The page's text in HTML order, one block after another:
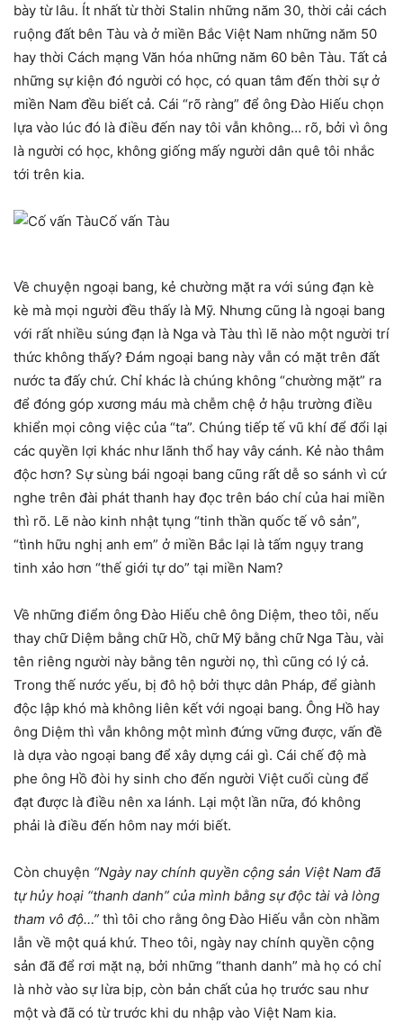
bày từ lâu. Ít nhất từ thời Stalin những năm 30, thời cải cách
ruộng đất bên Tàu và ở miền Bắc Việt Nam những năm 50
hay thời Cách mạng Văn hóa những năm 60 bên Tàu. Tất cả
những sự kiện đó người có học, có quan tâm đến thời sự ở
miền Nam đều biết cả. Cái “rõ ràng” để ông Đào Hiếu chọn
lựa vào lúc đó là điều đến nay tôi vẫn không… rõ, bởi vì ông
là người có học, không giống mấy người dân quê tôi nhắc
tới trên kia.
Cố vấn Tàu
Về chuyện ngoại bang, kẻ chường mặt ra với súng đạn kè
kè mà mọi người đều thấy là Mỹ. Nhưng cũng là ngoại bang
với rất nhiều súng đạn là Nga và Tàu thì lẽ nào một người trí
thức không thấy? Đám ngoại bang này vẫn có mặt trên đất
nước ta đấy chứ. Chỉ khác là chúng không “chường mặt” ra
để đóng góp xương máu mà chễm chệ ở hậu trường điều
khiển mọi công việc của “ta”. Chúng tiếp tế vũ khí để đổi lại
các quyền lợi khác như lãnh thổ hay vây cánh. Kẻ nào thâm
độc hơn? Sự sùng bái ngoại bang cũng rất dễ so sánh vì cứ
nghe trên đài phát thanh hay đọc trên báo chí của hai miền
thì rõ. Lẽ nào kinh nhật tụng “tinh thần quốc tế vô sản”,
“tình hữu nghị anh em” ở miền Bắc lại là tấm ngụy trang
tinh xảo hơn “thế giới tự do” tại miền Nam?
Về những điểm ông Đào Hiếu chê ông Diệm, theo tôi, nếu
thay chữ Diệm bằng chữ Hồ, chữ Mỹ bằng chữ Nga Tàu, vài
tên riêng người này bằng tên người nọ, thì cũng có lý cả.
Trong thế nước yếu, bị đô hộ bởi thực dân Pháp, để giành
độc lập khó mà không liên kết với ngoại bang. Ông Hồ hay
ông Diệm thì vẫn không một mình đứng vững được, vấn đề
là dựa vào ngoại bang để xây dựng cái gì. Cái chế độ mà
phe ông Hồ đòi hy sinh cho đến người Việt cuối cùng để
đạt được là điều nên xa lánh. Lại một lần nữa, đó không
phải là điều đến hôm nay mới biết.
Còn chuyện “Ngày nay chính quyền cộng sản Việt Nam đã
tự hủy hoại “thanh danh” của mình bằng sự độc tài và lòng
tham vô độ…” thì tôi cho rằng ông Đào Hiếu vẫn còn nhầm
lẫn về một quá khứ. Theo tôi, ngày nay chính quyền cộng
sản đã để rơi mặt nạ, bởi những “thanh danh” mà họ có chỉ
là nhờ vào sự lừa bịp, còn bản chất của họ trước sau như
một và đã có từ trước khi du nhập vào Việt Nam kia.